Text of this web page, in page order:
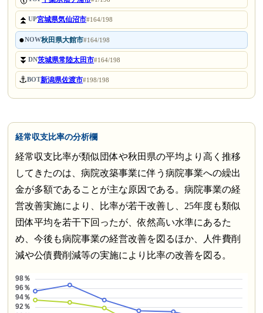
⏫UP宮城県気仙沼市#164/198
●NOW秋田県大館市#164/198
⏬DN茨城県常陸太田市#164/198
⚓BOT新潟県佐渡市#198/198
経常収支比率の分析欄
経常収支比率が類似団体や秋田県の平均より高く推移
してきたのは、病院改築事業に伴う病院事業への繰出
金が多額であることが主な原因である。病院事業の経
営改善実施により、比率が若干改善し、25年度も類似
団体平均を若干下回ったが、依然高い水準にあるた
め、今後も病院事業の経営改善を図るほか、人件費削
減や公債費削減等の実施により比率の改善を図る。